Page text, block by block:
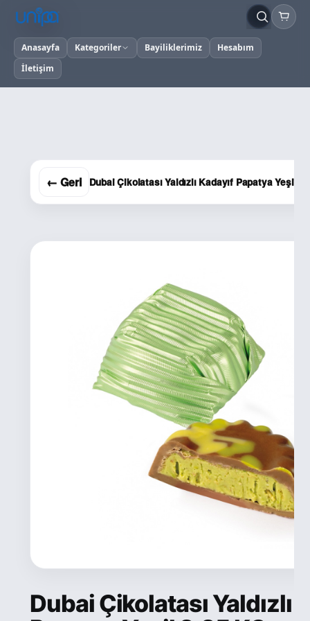
Anasayfa Kategoriler Bayiliklerimiz
Hesabım
İletişim
← Geri Dubai Çikolatası Yaldızlı Kadayıf Papatya Yeşil
Dubai Çikolatası Yaldızlı